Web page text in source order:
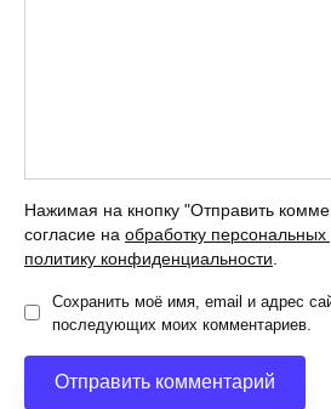
Нажимая на кнопку "Отправить
согласие на обработку
политику конфиденциальности
Сохранить моё имя, email и адрес
последующих моих комментариев.